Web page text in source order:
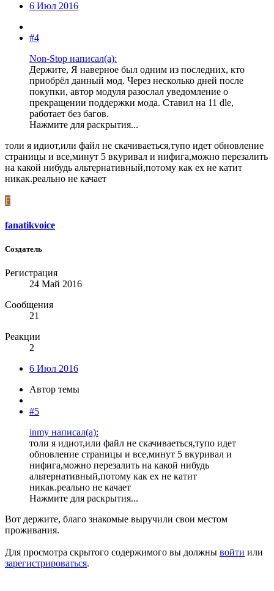
6 Июл 2016
#4
Non-Stop написал(а):
Держите, Я наверное был одним из последних, кто
приобрёл данный мод. Через несколько дней после
покупки, автор модуля разослал уведомление о
прекращении поддержки мода. Ставил на 11 dle,
работает без багов.
Нажмите для раскрытия...
толи я идиот,или файл не скачиваеться,тупо идет обновление
страницы и все,минут 5 вкуривал и нифига,можно перезалить
на какой нибудь альтернативный,потому как ех не катит
никак.реально не качает
F
fanatikvoice
Создатель
Регистрация
24 Май 2016
Сообщения
21
Реакции
2
6 Июл 2016
Автор темы
#5
inmy написал(а):
толи я идиот,или файл не скачиваеться,тупо идет
обновление страницы и все,минут 5 вкуривал и
нифига,можно перезалить на какой нибудь
альтернативный,потому как ех не катит
никак.реально не качает
Нажмите для раскрытия...
Вот держите, благо знакомые выручили свои местом
проживания.
Для просмотра скрытого содержимого вы должны войти или
зарегистрироваться.